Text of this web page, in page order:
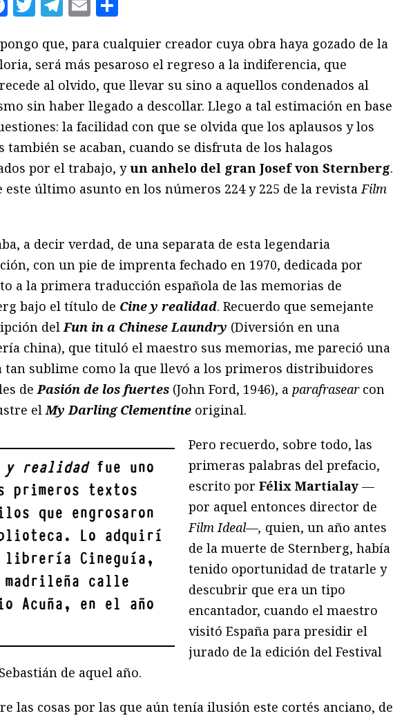
que, para cualquier creador cuya obra haya gozado de la
será más pesaroso el regreso a la indiferencia, que
al olvido, que llevar su sino a aquellos condenados al
sin haber llegado a descollar. Llego a tal estimación en base
la facilidad con que se olvida que los aplausos y los
también se acaban, cuando se disfruta de los halagos
por el trabajo, yun anhelo del gran Josef von Sternberg.
este último asunto en los números 224 y 225 de la revistaFilm
a decir verdad, de una separata de esta legendaria
con un pie de imprenta fechado en 1970, dedicada por
a la primera traducción española de las memorias de
bajo el título de Cine y realidad. Recuerdo que semejante
delFun in a Chinese Laundry (Diversión en una
china), que tituló el maestro sus memorias, me pareció una
tan sublime como la que llevó a los primeros distribuidores
dePasión de los fuertes (John Ford, 1946), a parafrasear con
el My Darling Clementine original.
y realidad fue uno
primeros textos
que engrosaron
Lo adquirí
librería Cineguía,
calle
Acuña, en el año
Pero recuerdo, sobre todo, las
primeras palabras del prefacio,
escrito porFélix Martialay —
por aquel entonces director de
Film Ideal—, quien, un año antes
de la muerte de Sternberg, había
tenido oportunidad de tratarle y
descubrir que era un tipo
encantador, cuando el maestro
visitó España para presidir el
jurado de la edición del Festival
de aquel año.
las cosas por las que aún tenía ilusión este cortés anciano, de